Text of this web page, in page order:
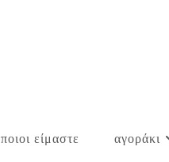
ποιοι είμαστε αγοράκι